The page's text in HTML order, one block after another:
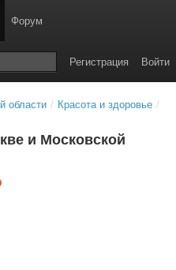
Форум
Войти
Регистрация
области / Красота и здоровье /
и Московской